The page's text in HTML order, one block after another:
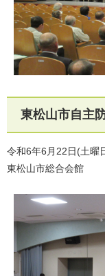
東松山市自主
令和6年6月22日(土曜
東松山市総合会館